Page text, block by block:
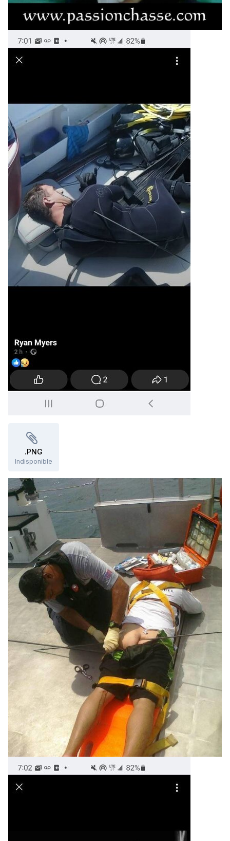
.PNG
Indisponible